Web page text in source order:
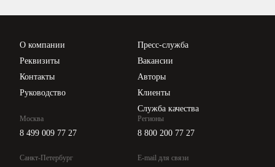
О компании
Реквизиты
Контакты
Руководство
Пресс-служба
Вакансии
Авторы
Клиенты
Служба качества
Москва
8 499 009 77 27
Санкт-Петербург
Регионы
8 800 200 77 27
E-mail для связи